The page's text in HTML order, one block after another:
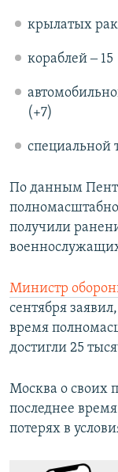
крылатых
кораблей ‒ 15
(+7)
специальной
По данным
получили
Министр
сентября
время
достигли 25
Москва о своих
последнее
потерях в